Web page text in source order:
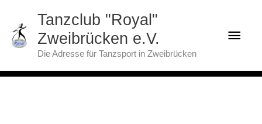
springen
Tanzclub "Royal"
Zweibrücken e.V.
Die Adresse für Tanzsport in Zweibrücken